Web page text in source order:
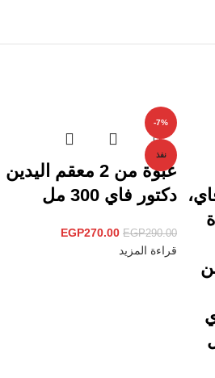
من
-7%
نفذ
عبوة من 2 معقم اليدين
دكتور فاي 300 مل
EGP290.00
EGP270.00
قراءة المزيد